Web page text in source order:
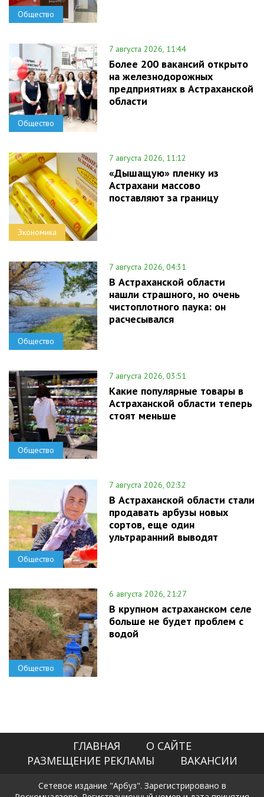
Общество
Общество
7 августа 2026, 11:44
Более 200 вакансий открыто
на железнодорожных
предприятиях в Астраханской
области
Экономика
7 августа 2026, 11:12
«Дышащую» пленку из
Астрахани массово
поставляют за границу
Общество
7 августа 2026, 04:31
В Астраханской области
нашли страшного, но очень
чистоплотного паука: он
расчесывался
Общество
7 августа 2026, 03:51
Какие популярные товары в
Астраханской области теперь
стоят меньше
Общество
7 августа 2026, 02:32
В Астраханской области стали
продавать арбузы новых
сортов, еще один
ультраранний выводят
Общество
6 августа 2026, 21:27
В крупном астраханском селе
больше не будет проблем с
водой
ГЛАВНАЯ
О САЙТЕ
РАЗМЕЩЕНИЕ РЕКЛАМЫ
ВАКАНСИИ
Сетевое издание "Арбуз". Зарегистрировано в